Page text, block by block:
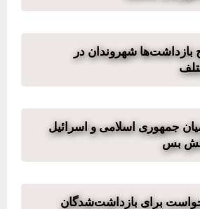
بازداشت‌ها شهروندان در
جمهوری اسلامی و اسرائیل
بس
برای بازداشت‌شدگان